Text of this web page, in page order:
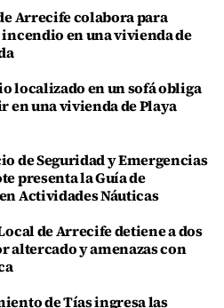
Arrecife colabora para
en una vivienda de
localizado en un sofá obliga
en una vivienda de Playa
de Seguridad y Emergencias
presenta la Guía de
Actividades Náuticas
de Arrecife detiene a dos
altercado y amenazas con
de Tías ingresa las